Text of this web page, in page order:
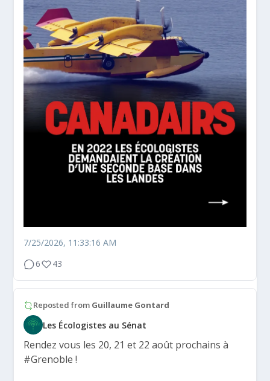
7/25/2026, 11:33:16 AM
6
43
Reposted from Guillaume Gontard
Les Écologistes au Sénat
Rendez vous les 20, 21 et 22 août prochains à
#Grenoble !